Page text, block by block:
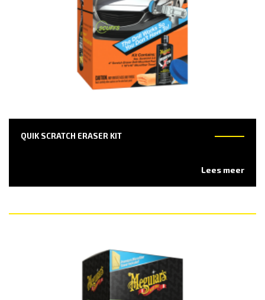
QUIK SCRATCH ERASER KIT
Lees meer